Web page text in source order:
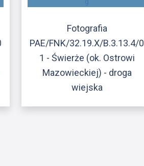
Fotografia
PAE/FNK/32.19.X/B.3.13.4/0
1 - Świerże (ok. Ostrowi
Mazowieckiej) - droga
wiejska
strony